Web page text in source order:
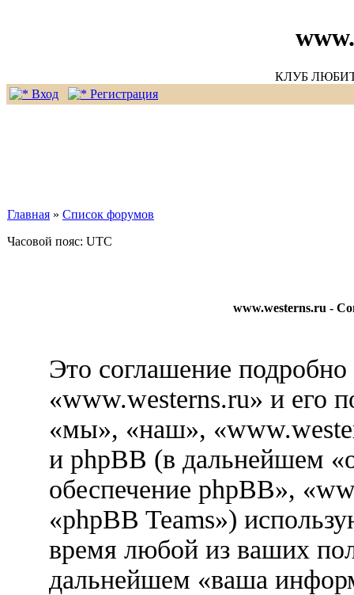
КЛУБ
Вход
Регистрация
Главная » Список форумов
Часовой пояс: UTC
www.westerns.ru -
Это соглашение подробно
«www.westerns.ru» и его
«мы», «наш»,
и phpBB (в дальнейшем
обеспечение phpBB»,
«phpBB Teams»)
время любой из ваших
дальнейшем «ваша